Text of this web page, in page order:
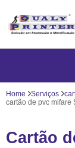
Home Serviços
cartão de pvc mifare
Cartão